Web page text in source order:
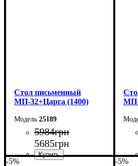
Cтол письменный
МП-32+Царга (1400)
25189
5984грн
5685грн
МП-
-5% -5%